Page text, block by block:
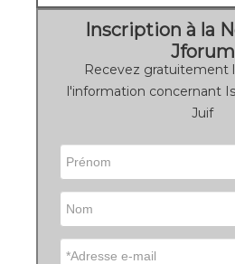
Inscription à la
Jforum
Recevez gratuitement
l'information concernant
Juif